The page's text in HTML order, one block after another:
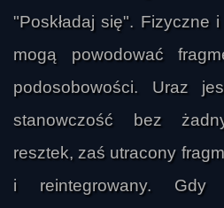
"Poskładaj się". Fizyczne
mogą powodować
podosobowości. Uraz
stanowczość bez
resztek, zaś utracony
i reintegrowany. Gdy